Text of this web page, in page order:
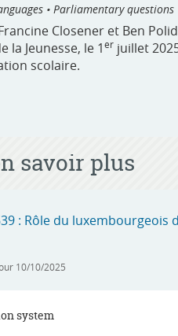
• Parliamentary questions
Closener et Ben
la Jeunesse, le 1er juillet
scolaire.
savoir plus
: Rôle du
10/10/2025
system